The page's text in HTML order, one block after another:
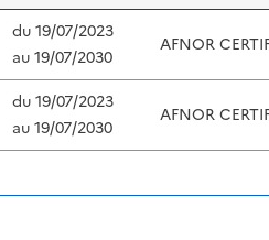
du19/07/2023
au19/07/2030
AFNOR
du19/07/2023
au19/07/2030
AFNOR